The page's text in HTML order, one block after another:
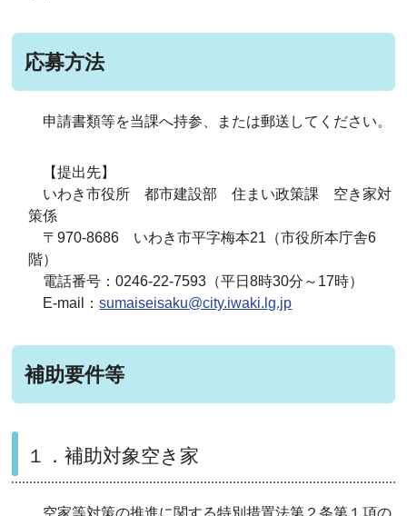
応募方法
申請書類等を当課へ持参、または郵送してください。
【提出先】
いわき市役所 都市建設部 住まい政策課 空き家対
策係
〒970-8686 いわき市平字梅本21（市役所本庁舎6
階）
電話番号：0246-22-7593（平日8時30分～17時）
E-mail：sumaiseisaku@city.iwaki.lg.jp
補助要件等
１．補助対象空き家
空家等対策の推進に関する特別措置法第２条第１項の